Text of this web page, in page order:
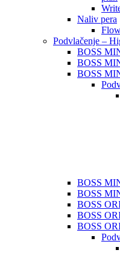
Naliv pera
Podvlačenje –
BOSS
BOSS
BOSS
BOSS
BOSS
BOSS
BOSS
BOSS